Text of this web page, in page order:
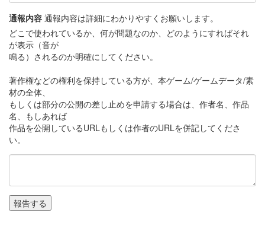
通報内容 通報内容は詳細にわかりやすくお願いします。
どこで使われているか、何が問題なのか、どのようにすればそれ
が表示（音が
鳴る）されるのか明確にしてください。
著作権などの権利を保持している方が、本ゲーム/ゲームデータ/素
材の全体、
もしくは部分の公開の差し止めを申請する場合は、作者名、作品
名、もしあれば
作品を公開しているURLもしくは作者のURLを併記してくださ
い。